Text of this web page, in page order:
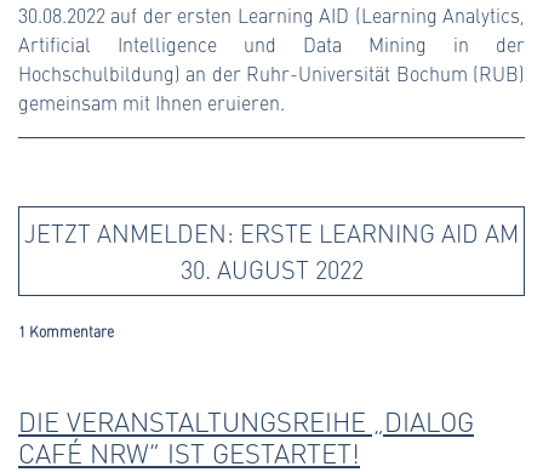
30.08.2022 auf der ersten Learning AID (Learning Analytics,
Artificial Intelligence und Data Mining in der
Hochschulbildung) an der Ruhr-Universität Bochum (RUB)
gemeinsam mit Ihnen eruieren.
JETZT ANMELDEN: ERSTE LEARNING AID AM
30. AUGUST 2022
1 Kommentare
DIE VERANSTALTUNGSREIHE „DIALOG
CAFÉ NRW“ IST GESTARTET!